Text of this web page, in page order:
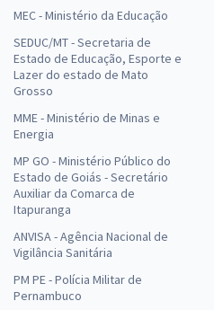
MEC - Ministério da Educação
SEDUC/MT - Secretaria de
Estado de Educação, Esporte e
Lazer do estado de Mato
Grosso
MME - Ministério de Minas e
Energia
MP GO - Ministério Público do
Estado de Goiás - Secretário
Auxiliar da Comarca de
Itapuranga
ANVISA - Agência Nacional de
Vigilância Sanitária
PM PE - Polícia Militar de
Pernambuco